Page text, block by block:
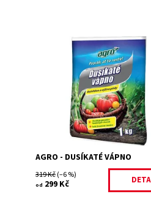
Agro Dusíkaté vápno je dusíkaté
hnojivo s obsahem dusíku pro
zelené hmoty a obsahem
který snižuje kyselost půdy.
díky svému...
Dostupnost:
Skladem 2
31212/3 K
AGRO CS
AGRO - DUSÍKATÉ VÁPNO
319 Kč(–6 %)
od 299 Kč